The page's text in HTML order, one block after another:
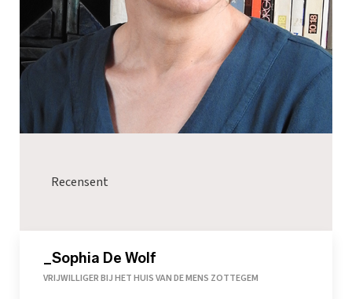
Recensent
_Sophia De Wolf
VRIJWILLIGER BIJ HET HUIS VAN DE MENS ZOTTEGEM